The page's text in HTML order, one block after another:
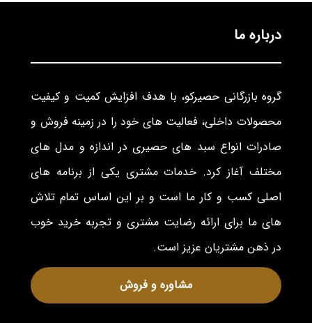
درباره ما
گروه بازرگانی حصیرکو، با هدف افزایش کمیت و کیفیت
محصولات داخلی، فعالیت های خود را در زمینه فروش و
صادرات انواع سبد های حصیری در اندازه و مدل های
مختلف آغاز کرد. خدمات مشتری یکی از برنامه های
اصلی کسب و کار ما است و بر این اساس تمام تلاش
های ما برای ارائه رضایت مشتری و تجربه خرید خوب
در ذهن مشتریان عزیز است.
مشاوره و فروش